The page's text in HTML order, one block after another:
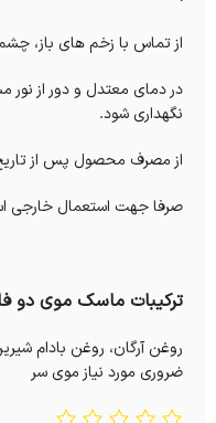
از تماس با زخم های باز،
در دمای معتدل و دور از
نگهداری شود.
از مصرف محصول پس از
صرفا جهت استعمال خارجی
ترکیبات ماسک موی دو
روغن آرگان، روغن بادام
ضروری مورد نیاز موی سر